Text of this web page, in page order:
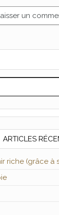
ARTICLES
riche (grâce à